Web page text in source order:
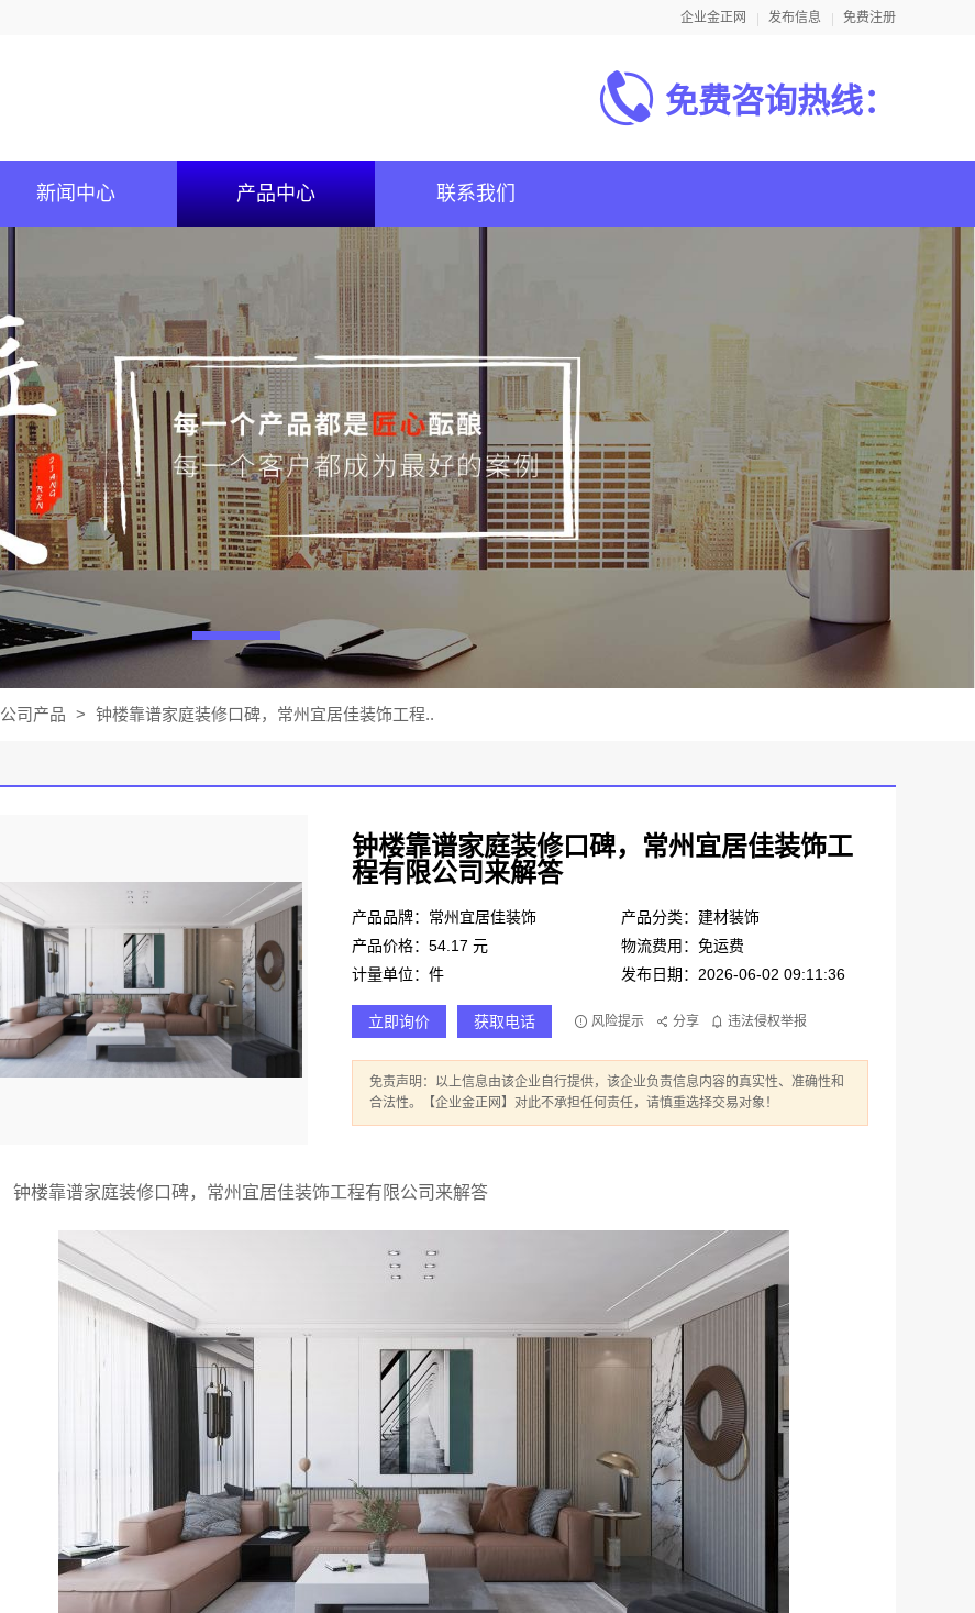
企业金正网 发布信息 免费注册
免费咨询热线：
新闻中心 产品中心 联系我们
公司产品 > 钟楼靠谱家庭装修口碑，常州宜居佳装饰工程..
钟楼靠谱家庭装修口碑，常州宜居佳装饰工
程有限公司来解答
产品品牌：常州宜居佳装饰
产品分类：建材装饰
产品价格：54.17 元
物流费用：免运费
计量单位：件
发布日期：2026-06-02 09:11:36
立即询价 获取电话 风险提示 分享 违法侵权举报
免责声明：以上信息由该企业自行提供，该企业负责信息内容的真实性、准确性和
合法性。【企业金正网】对此不承担任何责任，请慎重选择交易对象！
钟楼靠谱家庭装修口碑，常州宜居佳装饰工程有限公司来解答